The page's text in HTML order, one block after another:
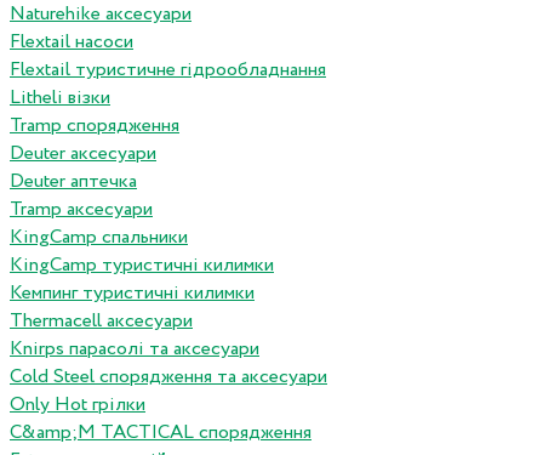
Naturehike аксесуари
Flextail насоси
Flextail туристичне гідрообладнання
Litheli візки
Tramp спорядження
Deuter аксесуари
Deuter аптечка
Tramp аксесуари
KingCamp спальники
KingCamp туристичні килимки
Кемпинг туристичні килимки
Thermacell аксесуари
Knirps парасолі та аксесуари
Cold Steel спорядження та аксесуари
Only Hot грілки
C&amp;M TACTICAL спорядження